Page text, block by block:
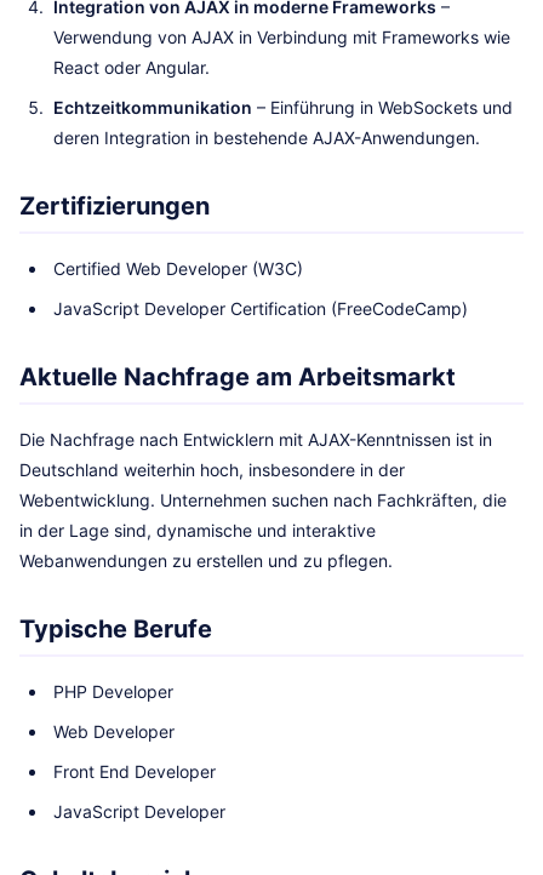
Integration von AJAX in moderne Frameworks –
Verwendung von AJAX in Verbindung mit Frameworks wie
React oder Angular.
Echtzeitkommunikation – Einführung in WebSockets und
deren Integration in bestehende AJAX-Anwendungen.
Zertifizierungen
Certified Web Developer (W3C)
JavaScript Developer Certification (FreeCodeCamp)
Aktuelle Nachfrage am Arbeitsmarkt
Die Nachfrage nach Entwicklern mit AJAX-Kenntnissen ist in
Deutschland weiterhin hoch, insbesondere in der
Webentwicklung. Unternehmen suchen nach Fachkräften, die
in der Lage sind, dynamische und interaktive
Webanwendungen zu erstellen und zu pflegen.
Typische Berufe
PHP Developer
Web Developer
Front End Developer
JavaScript Developer